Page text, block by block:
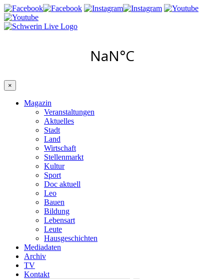
×
Magazin
Veranstaltungen
Aktuelles
Stadt
Land
Wirtschaft
Stellenmarkt
Kultur
Sport
Doc aktuell
Leo
Bauen
Bildung
Lebensart
Leute
Hausgeschichten
Mediadaten
Archiv
TV
Kontakt